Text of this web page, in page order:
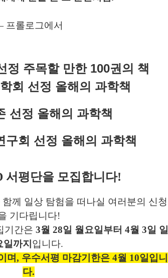
프롤로그에서
정 주목할 만한 100권의 책
회 선정 올해의 과학책
선정 올해의 과학책
구회 선정 올해의 과학책
서평단을 모집합니다!
함께 일상 탐험을 떠나실 여러분의 신청
기다립니다!
기간은 3월 28일 월요일부터 4월 3일 일
일까지 입니다.
며, 우수서평 마감기한은 4월 10일입니
다.